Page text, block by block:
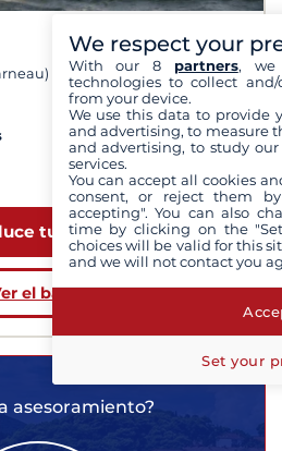
8,8 /10
a partir de 1 359 €
tus fechas
el barco
asesoramiento?
We respect your
With our 8 partners, we
technologies to collect
from your device.
We use this data to provide
and advertising, to measure
and advertising, to study
services.
You can accept all cookies
consent, or reject them
accepting". You can also
time by clicking on the
choices will be valid for this
and we will not contact you
Set your